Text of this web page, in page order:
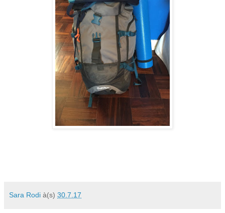
Sara Rodi à(s) 30.7.17